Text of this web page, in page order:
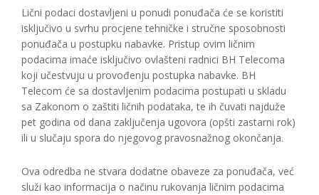
Lični podaci dostavljeni u ponudi ponuđača će se koristiti
isključivo u svrhu procjene tehničke i stručne sposobnosti
ponuđača u postupku nabavke. Pristup ovim ličnim
podacima imaće isključivo ovlašteni radnici BH Telecoma
koji učestvuju u provođenju postupka nabavke. BH
Telecom će sa dostavljenim podacima postupati u skladu
sa Zakonom o zaštiti ličnih podataka, te ih čuvati najduže
pet godina od dana zaključenja ugovora (opšti zastarni rok)
ili u slučaju spora do njegovog pravosnažnog okončanja.
Ova odredba ne stvara dodatne obaveze za ponuđača, već
služi kao informacija o načinu rukovanja ličnim podacima